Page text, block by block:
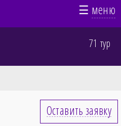
☰ меню
71 тур
Оставить заявку